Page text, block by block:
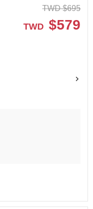
TWD $695
TWD $579